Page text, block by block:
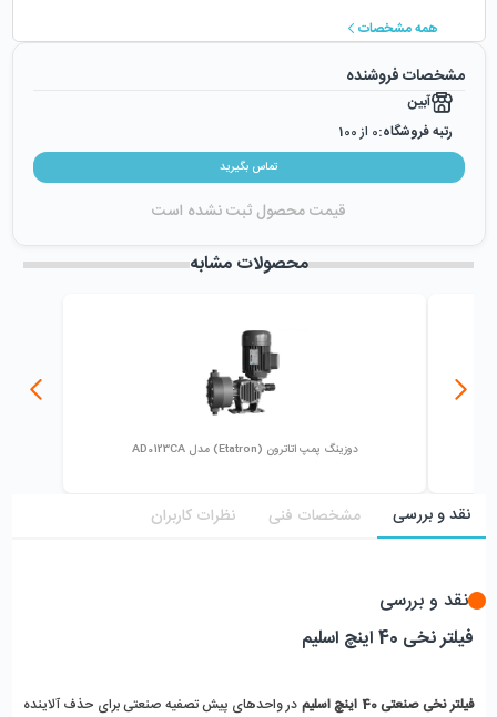
همه مشخصات
مشخصات فروشنده
آبین
رتبه فروشگاه:0 از 100
زمان ایجاد فروشگاه :دوشنبه ۱۵ آبان ۱۳۹۶
تماس بگیرید
قیمت محصول ثبت نشده است
محصولات مشابه
دوزینگ پمپ اتاترون (Etatron) مدل AD0123CA
نقد و بررسی مشخصات فنی نظرات کاربران
نقد و بررسی
فیلتر نخی 40 اینچ اسلیم
فیلتر نخی صنعتی 40 اینچ اسلیم
در واحدهای پیش تصفیه صنعتی برای حذف آلاینده